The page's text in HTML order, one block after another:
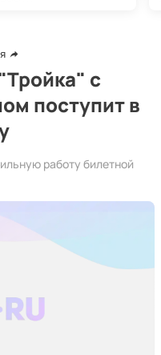
с
поступит в
работу билетной